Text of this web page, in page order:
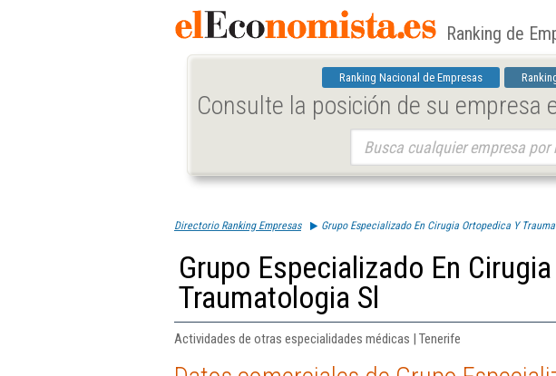
Ranking de
Ranking Nacional de Empresas
Consulte la posición de su empresa
Directorio Ranking Empresas Grupo Especializado En Cirugia Ortopedica Y
Grupo Especializado En
Traumatologia Sl
Actividades de otras especialidades médicas | Tenerife